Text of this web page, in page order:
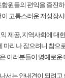
원들의 편익을 증진
고통스러운 저성장
제공, 지역사회에 대
마리나 잡으려니 참으
여러분들이 명예로
서는 안내견이 되려고